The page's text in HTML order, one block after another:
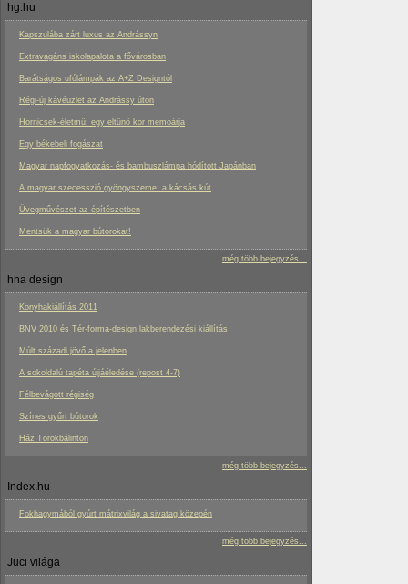
hg.hu
Kapszulába zárt luxus az Andrássyn
Extravagáns iskolapalota a fővárosban
Barátságos ufólámpák az A+Z Designtól
Régi-új kávéüzlet az Andrássy úton
Hornicsek-életmű: egy eltűnő kor memoárja
Egy békebeli fogászat
Magyar napfogyatkozás- és bambuszlámpa hódított Japánban
A magyar szecesszió gyöngyszeme: a kácsás kút
Üvegművészet az építészetben
Mentsük a magyar bútorokat!
még több bejegyzés...
hna design
Konyhakiállítás 2011
BNV 2010 és Tér-forma-design lakberendezési kiállítás
Múlt századi jövő a jelenben
A sokoldalú tapéta újjáéledése (repost 4-7)
Félbevágott régiség
Színes gyűrt bútorok
Ház Törökbálinton
még több bejegyzés...
Index.hu
Fokhagymából gyúrt mátrixvilág a sivatag közepén
még több bejegyzés...
Juci világa